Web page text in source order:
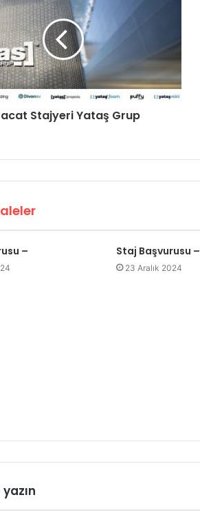
Stajyeri Yataş Grup
– Staj Başvurusu –
23 Aralık 2024